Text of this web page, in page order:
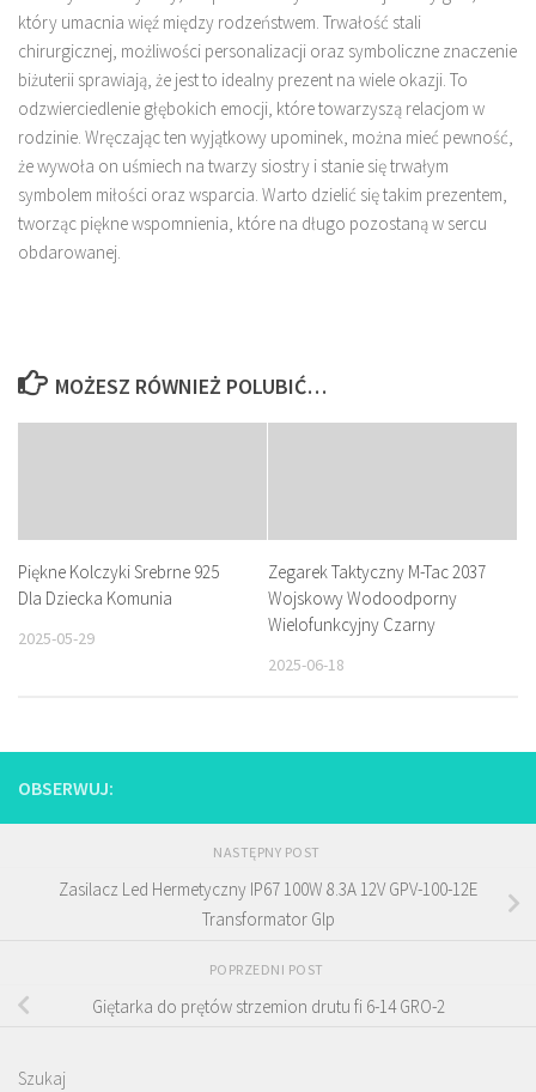
który umacnia więź między rodzeństwem. Trwałość stali
chirurgicznej, możliwości personalizacji oraz symboliczne znaczenie
biżuterii sprawiają, że jest to idealny prezent na wiele okazji. To
odzwierciedlenie głębokich emocji, które towarzyszą relacjom w
rodzinie. Wręczając ten wyjątkowy upominek, można mieć pewność,
że wywoła on uśmiech na twarzy siostry i stanie się trwałym
symbolem miłości oraz wsparcia. Warto dzielić się takim prezentem,
tworząc piękne wspomnienia, które na długo pozostaną w sercu
obdarowanej.
MOŻESZ RÓWNIEŻ POLUBIĆ…
Piękne Kolczyki Srebrne 925
Dla Dziecka Komunia
2025-05-29
Zegarek Taktyczny M-Tac 2037
Wojskowy Wodoodporny
Wielofunkcyjny Czarny
2025-06-18
OBSERWUJ:
NASTĘPNY POST
Zasilacz Led Hermetyczny IP67 100W 8.3A 12V GPV-100-12E
Transformator Glp
POPRZEDNI POST
Giętarka do prętów strzemion drutu fi 6-14 GRO-2
Szukaj